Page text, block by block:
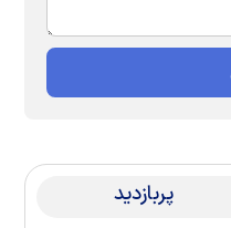
پربازدید